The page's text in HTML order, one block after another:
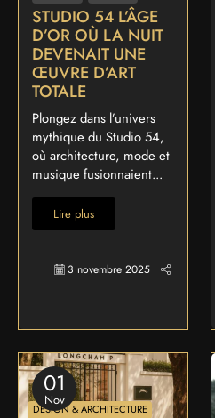
STUDIO 54 L’ÂGE
D’OR OÙ LA NUIT
DEVENAIT UNE
ŒUVRE D’ART
TOTALE
Plongez dans l’univers
mythique du Studio 54,
où architecture, mode et
musique fusionnaient...
Lire plus
3 novembre 2025
01
Nov
DESIGN & ARCHITECTURE